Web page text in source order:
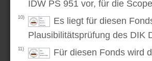
IDW PS 951 vor, für die
10)
Es liegt für diesen
Plausibilitätsprüfung des DIK
11)
Für diesen Fonds wird